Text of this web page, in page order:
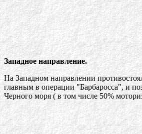
Западное направление.
На Западном направлении
главным в операции "Барбаросса", и
Черного моря ( в том числе 50%